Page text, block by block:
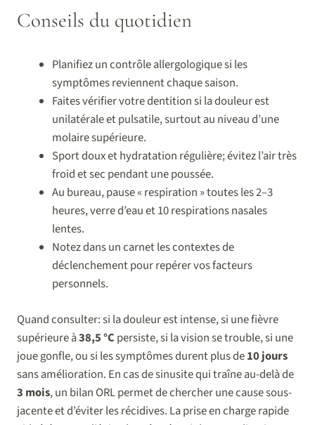
Conseils du quotidien
Planifiez un contrôle allergologique si les
symptômes reviennent chaque saison.
Faites vérifier votre dentition si la douleur est
unilatérale et pulsatile, surtout au niveau d’une
molaire supérieure.
Sport doux et hydratation régulière; évitez l’air très
froid et sec pendant une poussée.
Au bureau, pause « respiration » toutes les 2–3
heures, verre d’eau et 10 respirations nasales
lentes.
Notez dans un carnet les contextes de
déclenchement pour repérer vos facteurs
personnels.
Quand consulter: si la douleur est intense, si une fièvre
supérieure à38,5 °C persiste, si la vision se trouble, si une
joue gonfle, ou si les symptômes durent plus de10 jours
sans amélioration. En cas de sinusite qui traîne au-delà de
3 mois, un bilan ORL permet de chercher une cause sous-
jacente et d’éviter les récidives. La prise en charge rapide